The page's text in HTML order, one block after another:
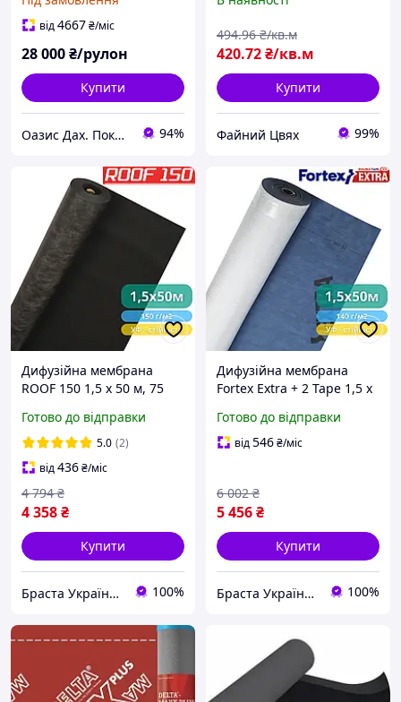
від4667₴/міс
28 000₴/рулон
Купити
Оазис Дах. Покрівля з міді, титан-цинку, алюмінію, кераміки. 94%
1.50х50м
420.72₴/кв.м
494.96 ₴/кв.м
Купити
Файний Цвях 99%
Дифузійна мембрана
ROOF 150 1,5 х 50 м, 75
Готово до відправки
5.0 (2)
від436₴/міс
4 358₴
4 794 ₴
Купити
Браста Україна ТОВ 100%
Дифузійна мембрана
Fortex Extra + 2 Tape 1,5 х
синьо-біла, тришарова -
покрівля, фасад,
Готово до відправки
від546₴/міс
5 456₴
6 002 ₴
Купити
Браста Україна ТОВ 100%